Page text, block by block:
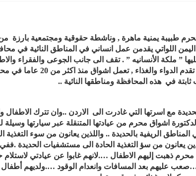
طبيبة يمنية ماهرة , وناشطة حقوقية ومجتمعية بارزة من
اللواتي يقدمن عمل انساني في المناطق النائية في
” ملكة اﻷنسانيه ” . تقف الى جانب الجوعى والفقراء
في محافظة الحديدة تقدم الدواء والغذاء
في هذه المحافظة ومناطقها النائية ..
مع اسرتها التي غادرت الى الاردن ..وان تترك الاطفال
اشواق محرم من عيادتها المتنقلة عبر سيارتها وسيلة
الريفية بالحديدة .. واللذين يعانون من سوء التغذية
يعانون من سؤ التغذية الحادة الى مستشفيات الحديدة
محرم ذهبت إليهم الاطفال ….لانهم غابوا عن عيادتي
…صعب عليهم بعد المسافات وانعدام الوقود ….ولديهم